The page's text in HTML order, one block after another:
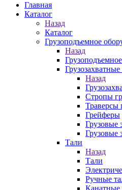
Главная
Каталог
Назад
Каталог
Грузоподъемное
Назад
Назад
Стропы
Траверсы
Грейферы
Грузовые
Грузовые
Тали
Назад
Тали
Ручные
Канатные